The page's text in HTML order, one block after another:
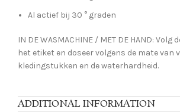
Al actief bij 30 ° graden
IN DE WASMACHINE / MET DE HAND:
het etiket en doseer volgens de mate van
kledingstukken en de waterhardheid.
ADDITIONAL INFORMATION